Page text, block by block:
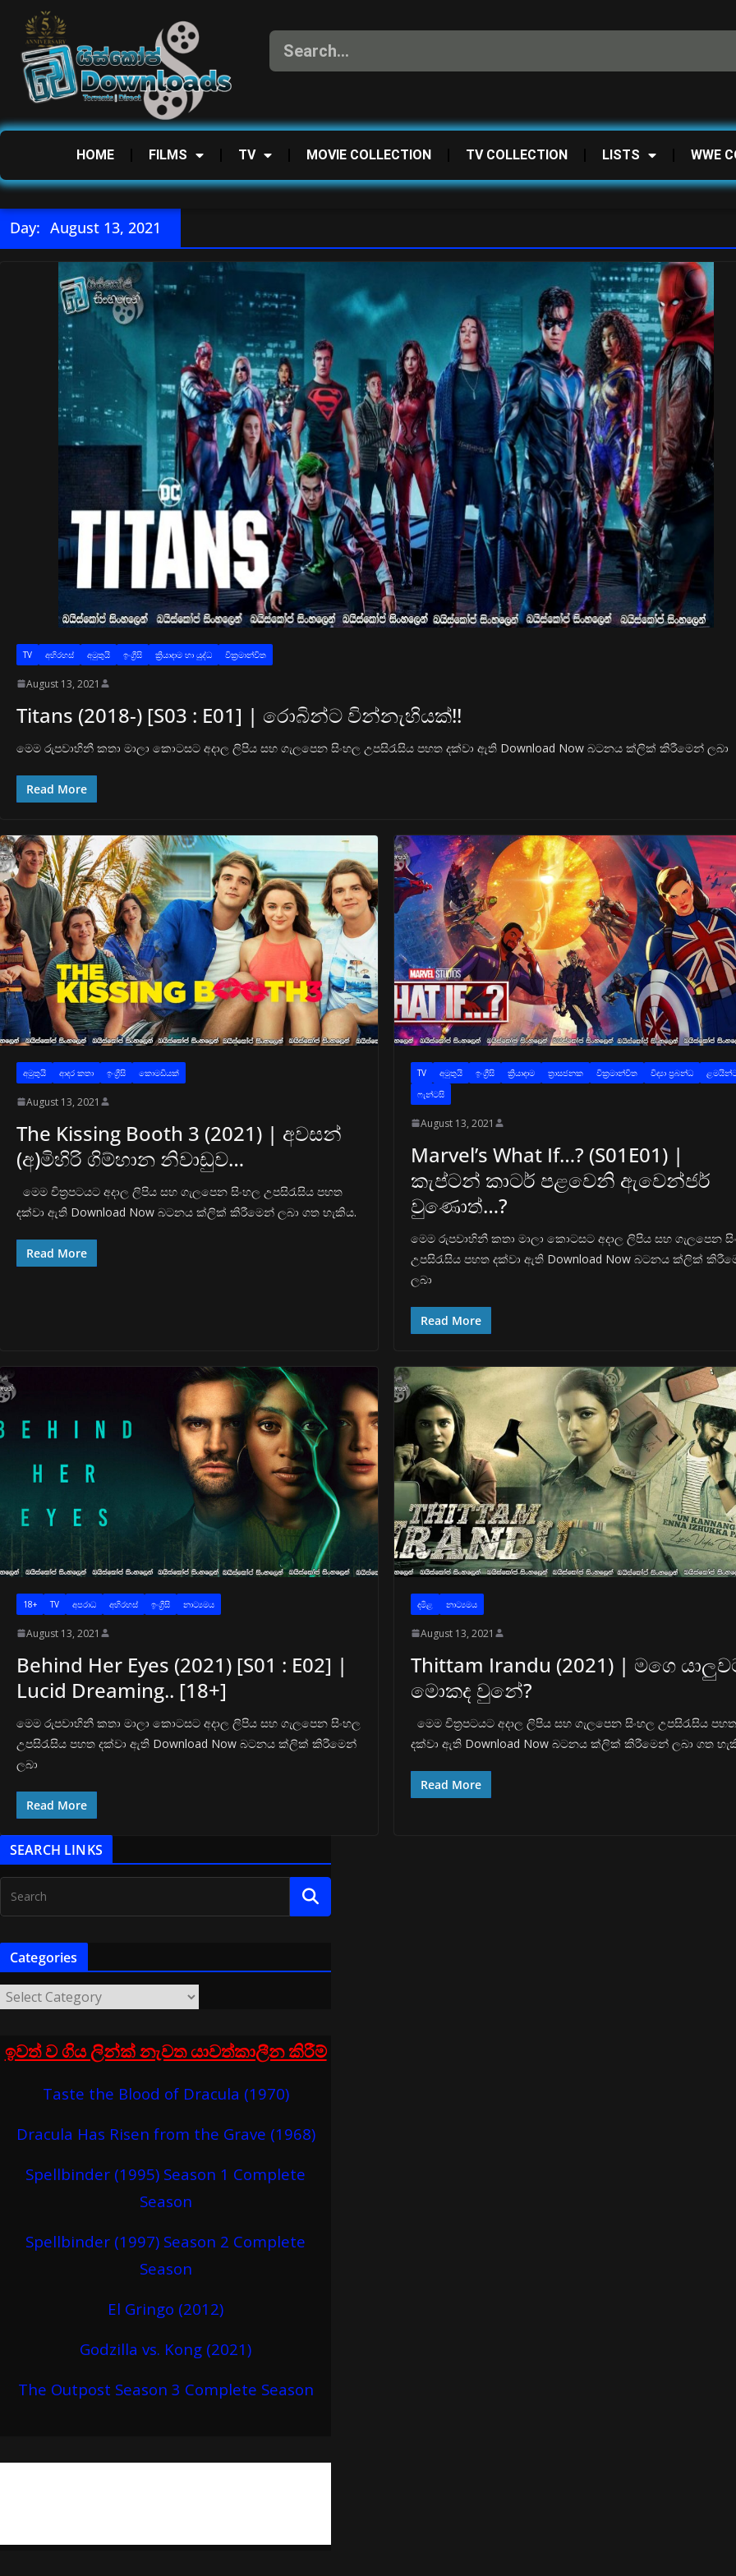
HOME FILMS TV MOVIE COLLECTION TV COLLECTION LISTS WWE
Day: August 13, 2021
TV අභිරහස් අමුතුයි ඉංග්‍රීසි ක්‍රියාදාම හා යුද්ධ වික්‍රමාන්විත
August 13, 2021
Titans (2018-) [S03 : E01] | රොබින්ට වින්නැහියක්!!
මෙම රුපවාහිනී කතා මාලා කොටසට අදාල ලිපිය සහ ගැලපෙන සිංහල උපසිරැසිය පහත දක්වා ඇති Download Now බටනය ක්ලික් කිරීමෙන් ලබා
Read More
අමුතුයි ආද‍ර කතා ඉංග්‍රීසි කොමඩියක්
August 13, 2021
The Kissing Booth 3 (2021) | අවසන්
(අ)මිහිරි ගිම්හාන නිවාඩුව…
මෙම චිත්‍රපටයට අදාල ලිපිය සහ ගැලපෙන සිංහල උපසිරැසිය පහත
දක්වා ඇති Download Now බටනය ක්ලික් කිරීමෙන් ලබා ගත හැකිය.
Read More
TV අමුතුයි ඉංග්‍රීසි ක්‍රියාදාම ත්‍රාසජනක වික්‍රමාන්විත විද්‍යා ප්‍රබන්ධ
ෆැන්ටසි
August 13, 2021
Marvel’s What If…? (S01E01) |
කැප්ටන් කාටර් පළවෙනි ඇවෙන්ජර්
වුණොත්…?
මෙම රුපවාහිනී කතා මාලා කොටසට අදාල ලිපිය සහ ගැලපෙන
උපසිරැසිය පහත දක්වා ඇති Download Now බටනය ක්ලික්
ලබා
Read More
18+ TV අපරාධ අභිරහස් ඉංග්‍රීසි නාට්‍යමය
August 13, 2021
Behind Her Eyes (2021) [S01 : E02] |
Lucid Dreaming.. [18+]
මෙම රුපවාහිනී කතා මාලා කොටසට අදාල ලිපිය සහ ගැලපෙන සිංහල
උපසිරැසිය පහත දක්වා ඇති Download Now බටනය ක්ලික් කිරීමෙන්
ලබා
Read More
දමිළ නාට්‍යමය
August 13, 2021
Thittam Irandu (2021) | මගෙ
මොකද වුනේ?
මෙම චිත්‍රපටයට අදාල ලිපිය සහ ගැලපෙන සිංහල උපසිරැසිය
දක්වා ඇති Download Now බටනය ක්ලික් කිරීමෙන් ලබා ගත
Read More
SEARCH LINKS
Categories
ඉවත් ව ගිය ලින්ක් නැවත යාවත්කාලීන කිරීම්
Taste the Blood of Dracula (1970)
Dracula Has Risen from the Grave (1968)
Spellbinder (1995) Season 1 Complete
Season
Spellbinder (1997) Season 2 Complete
Season
El Gringo (2012)
Godzilla vs. Kong (2021)
The Outpost Season 3 Complete Season